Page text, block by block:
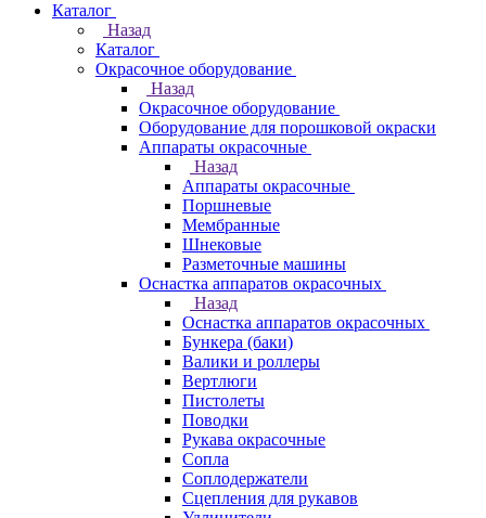
Каталог
Назад
Каталог
Окрасочное оборудование
Назад
Окрасочное оборудование
Оборудование для порошковой окраски
Аппараты окрасочные
Назад
Аппараты окрасочные
Поршневые
Мембранные
Шнековые
Разметочные машины
Оснастка аппаратов окрасочных
Назад
Оснастка аппаратов окрасочных
Бункера (баки)
Валики и роллеры
Вертлюги
Пистолеты
Поводки
Рукава окрасочные
Сопла
Соплодержатели
Сцепления для рукавов